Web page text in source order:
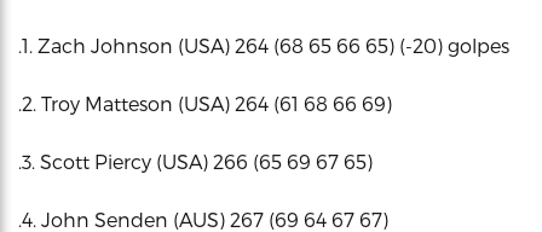
.1. Zach Johnson (USA) 264 (68 65 66 65) (-20) golpes
.2. Troy Matteson (USA) 264 (61 68 66 69)
.3. Scott Piercy (USA) 266 (65 69 67 65)
.4. John Senden (AUS) 267 (69 64 67 67)